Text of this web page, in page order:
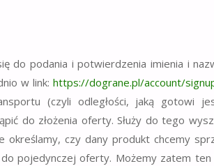
podania i potwierdzenia imienia i
w link: https://dograne.pl/account/
(czyli odległości, jaką gotowi
do złożenia oferty. Służy do tego
czy dany produkt chcemy
pojedynczej oferty. Możemy zatem